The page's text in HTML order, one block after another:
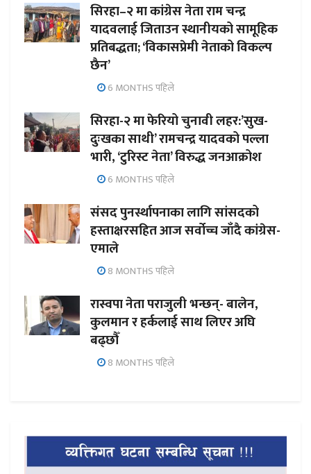
सिरहा–२ मा कांग्रेस नेता राम चन्द्र
यादवलाई जिताउन स्थानीयको सामूहिक
प्रतिबद्धता; ‘विकासप्रेमी नेताको विकल्प
छैन’
6 MONTHS पहिले
सिरहा-२ मा फेरियो चुनावी लहर:’सुख-
दुःखका साथी’ रामचन्द्र यादवको पल्ला
भारी, ‘टुरिस्ट नेता’ विरुद्ध जनआक्रोश
6 MONTHS पहिले
संसद पुनर्स्थापनाका लागि सांसदको
हस्ताक्षरसहित आज सर्वोच्च जाँदै कांग्रेस-
एमाले
8 MONTHS पहिले
रास्वपा नेता पराजुली भन्छन्- बालेन,
कुलमान र हर्कलाई साथ लिएर अघि
बढ्छौँ
8 MONTHS पहिले